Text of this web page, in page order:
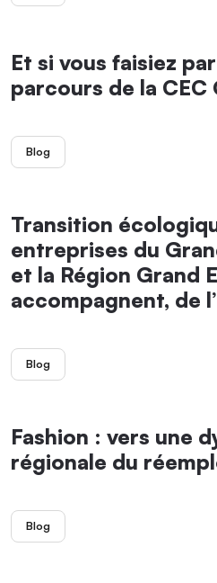
Et si vous faisiez
parcours de la CEC
Blog
Transition
entreprises du
et la Région Grand
accompagnent, de
Blog
Fashion : vers une
régionale du
Blog